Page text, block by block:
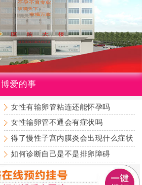
爱的事
女性有输卵管粘连还能怀孕吗
女性输卵管不通会有症状吗
得了慢性子宫内膜炎会出现什么症状
如何诊断自己是不是排卵障碍